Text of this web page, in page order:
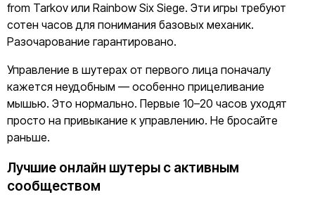
from Tarkov или Rainbow Six Siege. Эти игры требуют
сотен часов для понимания базовых механик.
Разочарование гарантировано.
Управление в шутерах от первого лица поначалу
кажется неудобным — особенно прицеливание
мышью. Это нормально. Первые 10–20 часов уходят
просто на привыкание к управлению. Не бросайте
раньше.
Лучшие онлайн шутеры с активным
сообществом